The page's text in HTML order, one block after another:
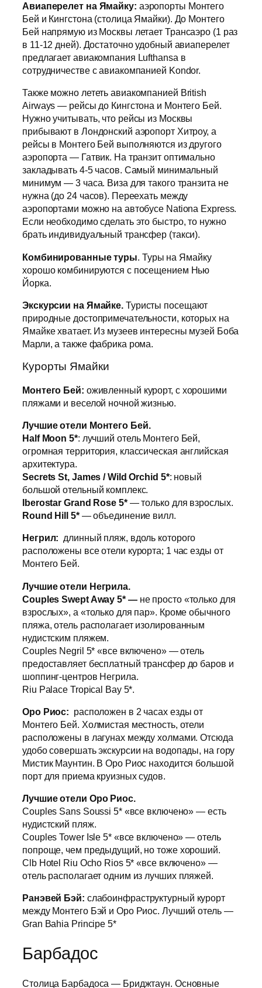
Авиаперелет на Ямайку: аэропорты Монтего
Бей и Кингстона (столица Ямайки). До Монтего
Бей напрямую из Москвы летает Трансаэро (1 раз
в 11-12 дней). Достаточно удобный авиаперелет
предлагает авиакомпания Lufthansa в
сотрудничестве с авиакомпанией Kondor.
Также можно лететь авиакомпанией British
Airways — рейсы до Кингстона и Монтего Бей.
Нужно учитывать, что рейсы из Москвы
прибывают в Лондонский аэропорт Хитроу, а
рейсы в Монтего Бей выполняются из другого
аэропорта — Гатвик. На транзит оптимально
закладывать 4-5 часов. Самый минимальный
минимум — 3 часа. Виза для такого транзита не
нужна (до 24 часов). Переехать между
аэропортами можно на автобусе Nationa Express.
Если необходимо сделать это быстро, то нужно
брать индивидуальный трансфер (такси).
Комбинированные туры . Туры на Ямайку
хорошо комбинируются с посещением Нью
Йорка.
Экскурсии на Ямайке. Туристы посещают
природные достопримечательности, которых на
Ямайке хватает. Из музеев интересны музей Боба
Марли, а также фабрика рома.
Курорты Ямайки
Монтего Бей: оживленный курорт, с хорошими
пляжами и веселой ночной жизнью.
Лучшие отели Монтего Бей.
Half Moon 5*: лучший отель Монтего Бей,
огромная территория, классическая английская
архитектура.
Secrets St, James / Wild Orchid 5*: новый
большой отельный комплекс.
Iberostar Grand Rose 5*— только для взрослых.
Round Hill 5*— объединение вилл.
Негрил: длинный пляж, вдоль которого
расположены все отели курорта; 1 час езды от
Монтего Бей.
Лучшие отели Негрила.
Couples Swept Away 5* —не просто «только для
взрослых», а «только для пар». Кроме обычного
пляжа, отель располагает изолированным
нудистским пляжем.
Couples Negril 5* «все включено» — отель
предоставляет бесплатный трансфер до баров и
шоппинг-центров Негрила.
Riu Palace Tropical Bay 5*.
Оро Риос: расположен в 2 часах езды от
Монтего Бей. Холмистая местность, отели
расположены в лагунах между холмами. Отсюда
удобо совершать экскурсии на водопады, на гору
Мистик Маунтин. В Оро Риос находится большой
порт для приема круизных судов.
Лучшие отели Оро Риос.
Couples Sans Soussi 5* «все включено» — есть
нудистский пляж.
Couples Tower Isle 5* «все включено» — отель
попроще, чем предыдущий, но тоже хороший.
Clb Hotel Riu Ocho Rios 5* «все включено» —
отель располагает одним из лучших пляжей.
Ранэвей Бэй: слабоинфраструктурный курорт
между Монтего Бэй и Оро Риос. Лучший отель —
Gran Bahia Principe 5*
Барбадос
Столица Барбадоса — Бриджтаун. Основные